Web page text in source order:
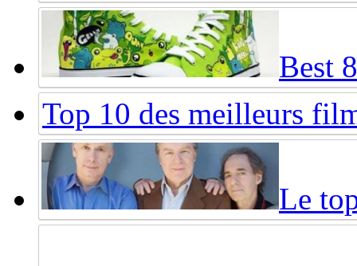
Best
Top 10 des meilleurs
Le